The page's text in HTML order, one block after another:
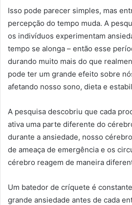
Isso pode parecer simples, mas
percepção do tempo muda. A
os indivíduos experimentam
tempo se alonga – então esse
durando muito mais do que
pode ter um grande efeito sobre
afetando nosso sono, dieta e
A pesquisa descobriu que cada
ativa uma parte diferente do
durante a ansiedade, nosso
de ameaça de emergência e os
cérebro reagem de maneira
Um batedor de críquete é
grande ansiedade antes de cada